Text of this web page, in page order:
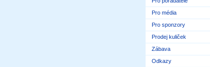
Pro média
Pro sponzory
Prodej kuliček
Zábava
Odkazy